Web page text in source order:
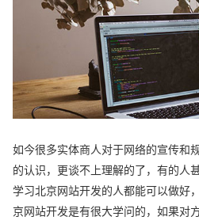
如今很多实体商人对于网络的宣传和
的认识，更谈不上理解的了，有的人
学习北京网站开发的人都能可以做好
京网站开发是有很大学问的，如果对